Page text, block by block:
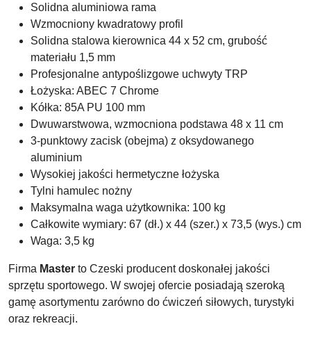
Solidna aluminiowa rama
Wzmocniony kwadratowy profil
Solidna stalowa kierownica 44 x 52 cm, grubość
materiału 1,5 mm
Profesjonalne antypoślizgowe uchwyty TRP
Łożyska: ABEC 7 Chrome
Kółka: 85A PU 100 mm
Dwuwarstwowa, wzmocniona podstawa 48 x 11 cm
3-punktowy zacisk (obejma) z oksydowanego
aluminium
Wysokiej jakości hermetyczne łożyska
Tylni hamulec nożny
Maksymalna waga użytkownika: 100 kg
Całkowite wymiary: 67 (dł.) x 44 (szer.) x 73,5 (wys.) cm
Waga: 3,5 kg
Firma Master to Czeski producent doskonałej jakości
sprzętu sportowego. W swojej ofercie posiadają szeroką
gamę asortymentu zarówno do ćwiczeń siłowych, turystyki
oraz rekreacji.